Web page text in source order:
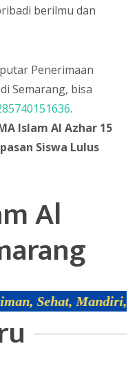
berilmu dan
Penerimaan
Semarang, bisa
.
Islam Al Azhar 15
Siswa Lulus
Al
ber-Adab,